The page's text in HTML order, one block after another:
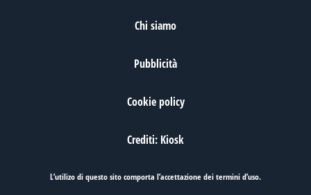
Chi siamo
Pubblicità
Cookie policy
Crediti: Kiosk
L’utilizo di questo sito comporta l’accettazione deitermini d’uso.